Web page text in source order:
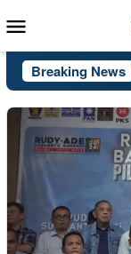
to
Menu
Breaking News
PSA: Call of